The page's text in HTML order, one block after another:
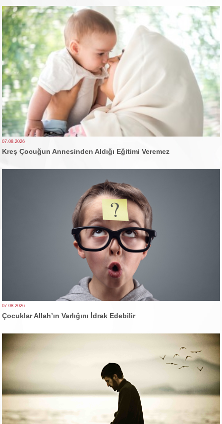
07.08.2026
Kreş Çocuğun Annesinden Aldığı Eğitimi Veremez
07.08.2026
Çocuklar Allah’ın Varlığını İdrak Edebilir